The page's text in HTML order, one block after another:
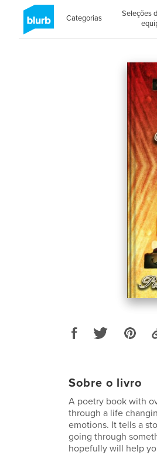
Categorias
Seleções
Sobre o livro
A poetry book with
through a life
emotions. It tells a
going through
hopefully will help